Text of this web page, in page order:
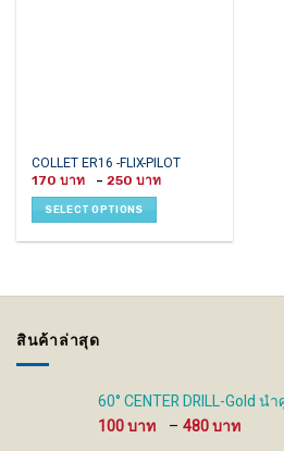
COLLET ER16 -FLIX-PILOT
170 – 250
SELECT OPTIONS
This
product
has
multiple
variants.
chosen
on
สินค้าล่าสุด
60° CENTER DRILL-Gold น
100
– 480